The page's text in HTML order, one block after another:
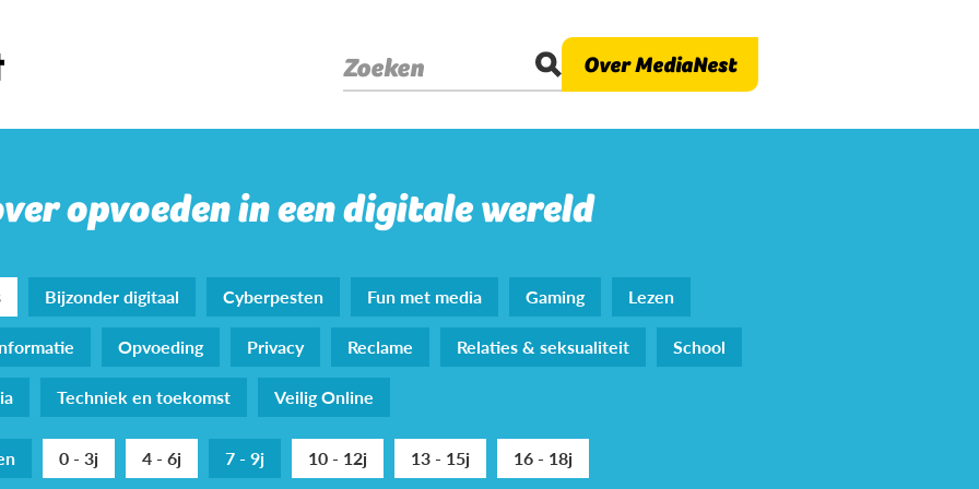
Zoeken Over MediaNest
opvoeden in een digitale wereld
Bijzonder digitaal Cyberpesten Fun met media Gaming
Lezen
Opvoeding Privacy Reclame Relaties & seksualiteit
School
Techniek en toekomst Veilig Online
0 - 3j 4 - 6j 7 - 9j 10 - 12j 13 - 15j 16 - 18j